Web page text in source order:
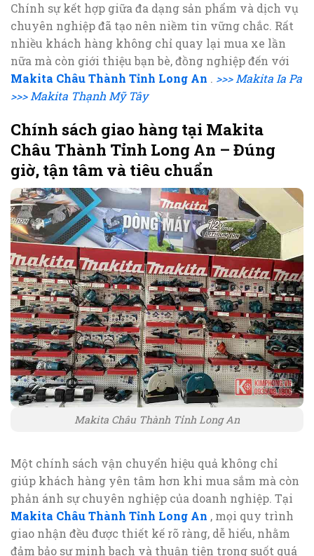
Chính sự kết hợp giữa đa dạng sản phẩm và dịch vụ
chuyên nghiệp đã tạo nên niềm tin vững chắc. Rất
nhiều khách hàng không chỉ quay lại mua xe lần
nữa mà còn giới thiệu bạn bè, đồng nghiệp đến với
Makita Châu Thành Tỉnh Long An . >>> Makita Ia Pa
>>> Makita Thạnh Mỹ Tây
Chính sách giao hàng tại Makita
Châu Thành Tỉnh Long An – Đúng
giờ, tận tâm và tiêu chuẩn
Makita Châu Thành Tỉnh Long An
Một chính sách vận chuyển hiệu quả không chỉ
giúp khách hàng yên tâm hơn khi mua sắm mà còn
phản ánh sự chuyên nghiệp của doanh nghiệp. Tại
Makita Châu Thành Tỉnh Long An , mọi quy trình
giao nhận đều được thiết kế rõ ràng, dễ hiểu, nhằm
đảm bảo sự minh bạch và thuận tiện trong suốt quá